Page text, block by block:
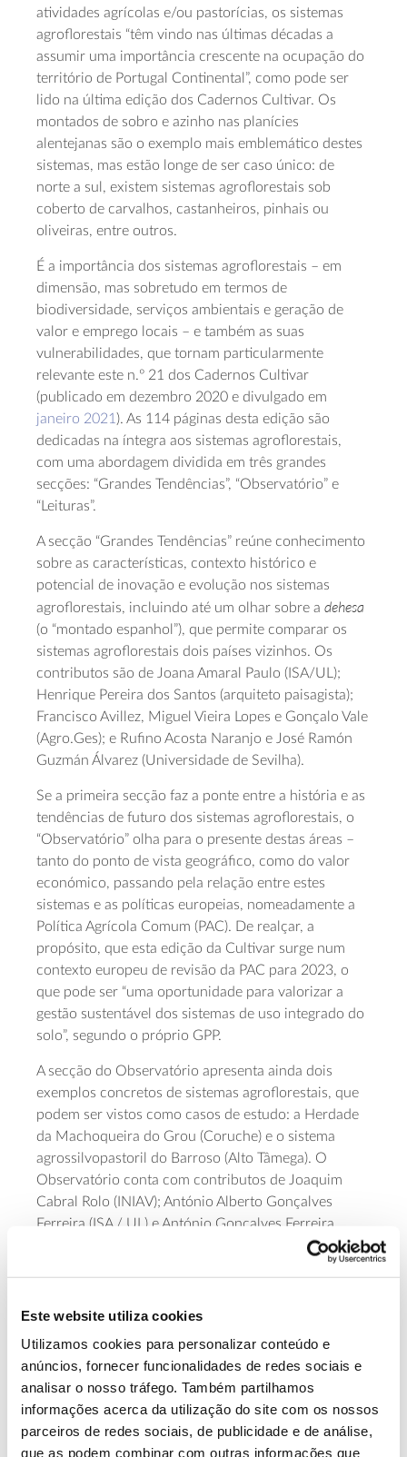
Este website utiliza cookies
Utilizamos cookies para personalizar conteúdo e
anúncios, fornecer funcionalidades de redes sociais e
analisar o nosso tráfego. Também partilhamos
informações acerca da utilização do site com os nossos
parceiros de redes sociais, de publicidade e de análise,
que as podem combinar com outras informações que
atividades agrícolas e/ou pastorícias, os sistemas
agroflorestais “têm vindo nas últimas décadas a
assumir uma importância crescente na ocupação do
território de Portugal Continental”, como pode ser
lido na última edição dos Cadernos Cultivar. Os
montados de sobro e azinho nas planícies
alentejanas são o exemplo mais emblemático destes
sistemas, mas estão longe de ser caso único: de
norte a sul, existem sistemas agroflorestais sob
coberto de carvalhos, castanheiros, pinhais ou
oliveiras, entre outros.
É a importância dos sistemas agroflorestais – em
dimensão, mas sobretudo em termos de
biodiversidade, serviços ambientais e geração de
valor e emprego locais – e também as suas
vulnerabilidades, que tornam particularmente
relevante este n.º 21 dos Cadernos Cultivar
(publicado em dezembro 2020 e divulgado em
janeiro 2021 ). As 114 páginas desta edição são
dedicadas na íntegra aos sistemas agroflorestais,
com uma abordagem dividida em três grandes
secções: “Grandes Tendências”, “Observatório” e
“Leituras”.
A secção “Grandes Tendências” reúne conhecimento
sobre as características, contexto histórico e
potencial de inovação e evolução nos sistemas
agroflorestais, incluindo até um olhar sobre a dehesa
(o “montado espanhol”), que permite comparar os
sistemas agroflorestais dois países vizinhos. Os
contributos são de Joana Amaral Paulo (ISA/UL);
Henrique Pereira dos Santos (arquiteto paisagista);
Francisco Avillez, Miguel Vieira Lopes e Gonçalo Vale
(Agro.Ges); e Rufino Acosta Naranjo e José Ramón
Guzmán Álvarez (Universidade de Sevilha).
Se a primeira secção faz a ponte entre a história e as
tendências de futuro dos sistemas agroflorestais, o
“Observatório” olha para o presente destas áreas –
tanto do ponto de vista geográfico, como do valor
económico, passando pela relação entre estes
sistemas e as políticas europeias, nomeadamente a
Política Agrícola Comum (PAC). De realçar, a
propósito, que esta edição da Cultivar surge num
contexto europeu de revisão da PAC para 2023, o
que pode ser “uma oportunidade para valorizar a
gestão sustentável dos sistemas de uso integrado do
solo”, segundo o próprio GPP.
A secção do Observatório apresenta ainda dois
exemplos concretos de sistemas agroflorestais, que
podem ser vistos como casos de estudo: a Herdade
da Machoqueira do Grou (Coruche) e o sistema
agrossilvopastoril do Barroso (Alto Tâmega). O
Observatório conta com contributos de Joaquim
Cabral Rolo (INIAV); António Alberto Gonçalves
Ferreira (ISA / UL) e António Gonçalves Ferreira
(UTAD); Rui Trindade (GPP); Teresa Pinto-Correia e
Élia Pires-Marques (MED / UÉ); Artur Cristóvão
António Cerca Miguel (GPP); e João Marques (GPP).
Por fim, a secção “Leituras” abre caminho a um maior
conhecimento sobre os sistemas agroflorestais
propondo duas obras incontornáveis (Portugal, o
Mediterrâneo e o Atlântico, de Orlando Ribeiro com
1ª edição em 1945, e Subericultura, obra de 1950 de